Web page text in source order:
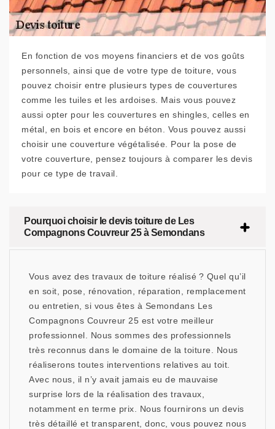
En fonction de vos moyens financiers et de vos goûts
personnels, ainsi que de votre type de toiture, vous
pouvez choisir entre plusieurs types de couvertures
comme les tuiles et les ardoises. Mais vous pouvez
aussi opter pour les couvertures en shingles, celles en
métal, en bois et encore en béton. Vous pouvez aussi
choisir une couverture végétalisée. Pour la pose de
votre couverture, pensez toujours à comparer les devis
pour ce type de travail.
Pourquoi choisir le devis toiture de Les
Compagnons Couvreur 25 à Semondans
Vous avez des travaux de toiture réalisé ? Quel qu’il
en soit, pose, rénovation, réparation, remplacement
ou entretien, si vous êtes à Semondans Les
Compagnons Couvreur 25 est votre meilleur
professionnel. Nous sommes des professionnels
très reconnus dans le domaine de la toiture. Nous
réaliserons toutes interventions relatives au toit.
Avec nous, il n’y avait jamais eu de mauvaise
surprise lors de la réalisation des travaux,
notamment en terme prix. Nous fournirons un devis
très détaillé et transparent, donc, vous pouvez nous